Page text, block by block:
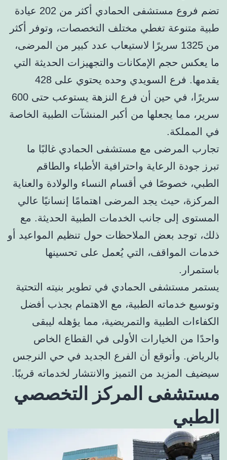
تضم فروع مستشفى الحمادي أكثر من 202 عيادة
طبية متنوعة تغطي مختلف التخصصات، وتوفر أكثر
من 1325 سريرًا لاستيعاب عدد كبير من المرضى،
ما يعكس حجم الإمكانات والتجهيزات الحديثة التي
يقدمها. فرع السويدي وحده يحتوي على 428
سريرًا، في حين أن فرع النزهة يستوعب حتى 600
سرير، مما يجعلها من أكبر المنشآت الطبية الخاصة
في المملكة.
تجارب المرضى مع مستشفى الحمادي غالبًا ما
تبرز جودة الرعاية واحترافية الأطباء والطاقم
الطبي، خصوصًا في أقسام النساء والولادة والعناية
المركزة، حيث يجد المرضى اهتمامًا إنسانيًا عالي
المستوى إلى جانب الخدمات الطبية الحديثة. مع
ذلك، توجد بعض الملاحظات حول تنظيم المواعيد أو
خدمات المواقف، التي يُعمل على تحسينها
باستمرار.
يستمر مستشفى الحمادي في تطوير بنيته التحتية
وتوسيع خدماته الطبية، مع الاهتمام بجذب أفضل
الكفاءات الطبية والتمريضية، مما يؤهله ليبقى
واحدًا من الخيارات الأولى في القطاع الخاص
بالرياض. وأتوقع أن الفرع الجديد في حي النرجس
سيضيف المزيد من التميز والانتشار لخدماته قريبًا.
مستشفى المركز التخصصي
الطبي